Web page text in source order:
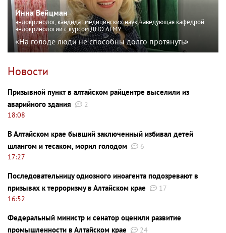
Инна Вейцман
эндокринолог, кандидат медицинских наук, заведующая кафедрой
эндокринологии с курсом ДПО АГМУ
«На голоде люди не способны долго протянуть»
Новости
Призывной пункт в алтайском райцентре выселили из
аварийного здания
2
18:08
В Алтайском крае бывший заключенный избивал детей
шлангом и тесаком, морил голодом
6
17:27
Последовательницу одиозного иноагента подозревают в
призывах к терроризму в Алтайском крае
17
16:52
Федеральный министр и сенатор оценили развитие
промышленности в Алтайском крае
24